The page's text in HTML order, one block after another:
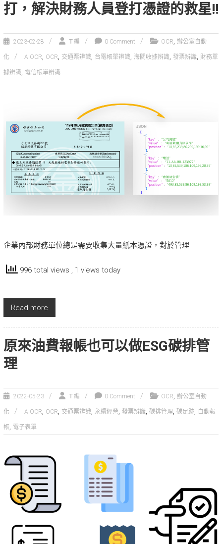
打，解決財務人員登打憑證的救星!!
2023-02-28 Ｔ編 0 Comment OCR, 辦公室自動
化 AIOCR, OCR, 交通票辨識, 台電帳單辨識, 海關收據辨識, 發票辨識, 財務單
據辨識, 電信帳單辨識
企業內部財務單位總是需要收集大量紙本憑證，對於管理
996 total views , 1 views today
Read more
原來油費報帳也可以做ESG碳排管
理
2022-05-23 Ｔ編 0 Comment OCR, 辦公室自動
化 AIOCR, OCR, 交通票辨識, 永續經營, 發票辨識, 碳排管理, 碳足跡, 自動報
帳, 電子表單